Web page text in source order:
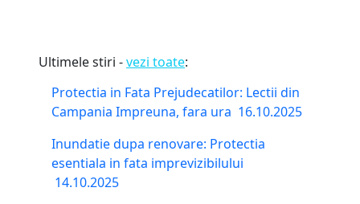
Ultimele stiri -vezi toate:
Protectia in Fata Prejudecatilor: Lectii din
Campania Impreuna, fara ura 16.10.2025
Inundatie dupa renovare: Protectia
esentiala in fata imprevizibilului
14.10.2025